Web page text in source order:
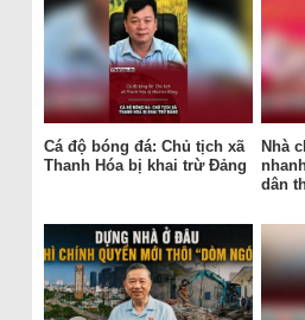
Cá độ bóng đá: Chủ tịch xã
Thanh Hóa bị khai trừ Đảng
Nhà
dân